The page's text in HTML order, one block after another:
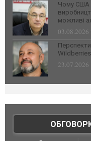
Чому США
можливі
03.08.2026
Wildberries
23.07.2026